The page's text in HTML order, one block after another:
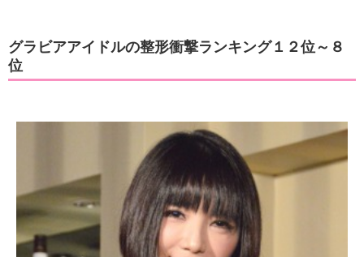
グラビアアイドルの整形衝撃ランキング１２位～８
位